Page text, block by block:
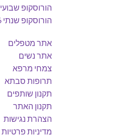
הורוסקופ שבועי
הורוסקופ שנתי 2026
אתר מטפלים
אתר נשים
צמחי מרפא
תרופות סבתא
תקנון שותפים
תקנון האתר
הצהרת נגישות
מדיניות פרטיות